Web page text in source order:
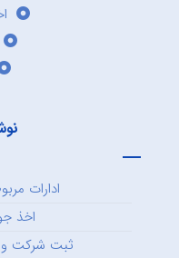
ادارات
اخذ
ثبت شرکت و